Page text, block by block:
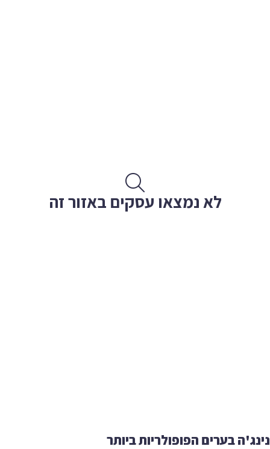
לא נמצאו עסקים באזור זה
נינג'ה בערים הפופולריות ביותר